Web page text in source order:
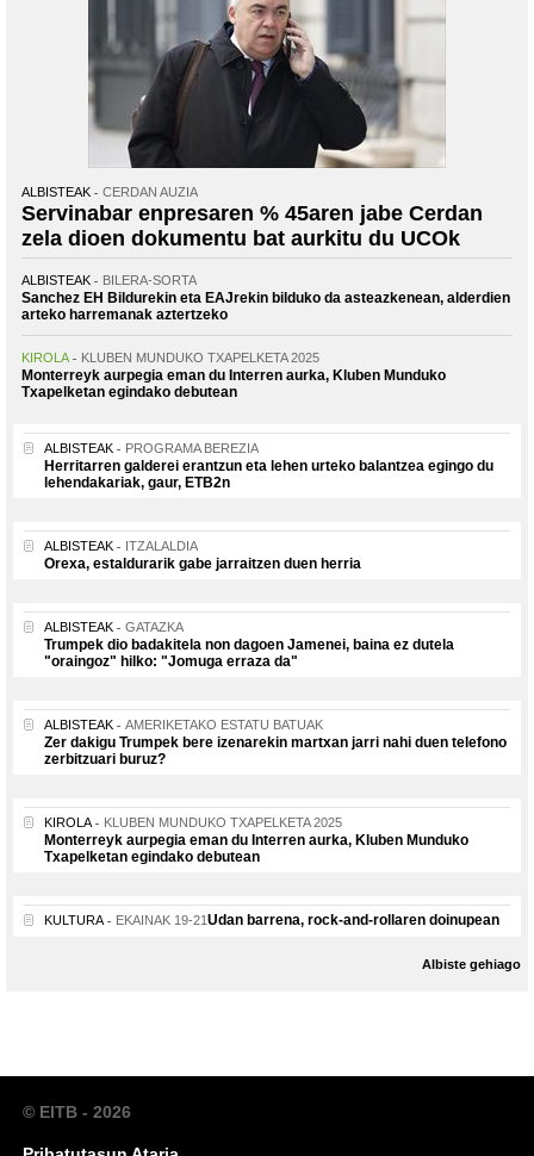
ALBISTEAK CERDAN AUZIA
Servinabar enpresaren % 45aren jabe Cerdan
zela dioen dokumentu bat aurkitu du UCOk
ALBISTEAK BILERA-SORTA
Sanchez EH Bildurekin eta EAJrekin bilduko da asteazkenean, alderdien
arteko harremanak aztertzeko
KIROLA KLUBEN MUNDUKO TXAPELKETA 2025
Monterreyk aurpegia eman du Interren aurka, Kluben Munduko
Txapelketan egindako debutean
ALBISTEAK PROGRAMA BEREZIA
Herritarren galderei erantzun eta lehen urteko balantzea egingo du
lehendakariak, gaur, ETB2n
ALBISTEAK ITZALALDIA
Orexa, estaldurarik gabe jarraitzen duen herria
ALBISTEAK GATAZKA
Trumpek dio badakitela non dagoen Jamenei, baina ez dutela
"oraingoz" hilko: "Jomuga erraza da"
ALBISTEAK AMERIKETAKO ESTATU BATUAK
Zer dakigu Trumpek bere izenarekin martxan jarri nahi duen telefono
zerbitzuari buruz?
KIROLA KLUBEN MUNDUKO TXAPELKETA 2025
Monterreyk aurpegia eman du Interren aurka, Kluben Munduko
Txapelketan egindako debutean
KULTURA EKAINAK 19-21Udan barrena, rock-and-rollaren doinupean
Albiste gehiago
© EITB - 2026